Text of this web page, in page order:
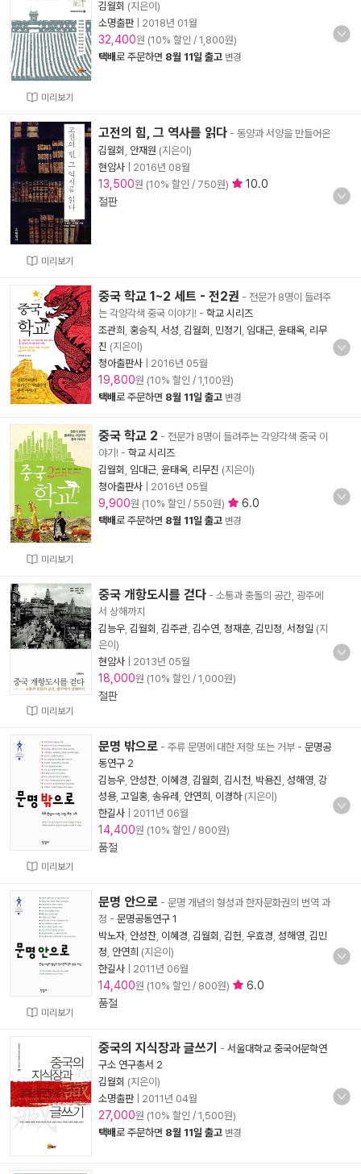
미리보기
김월회 (지은이)
소명출판| 2018년 01월
32,400원 (10% 할인 / 1,800원)
택배로 주문하면 8월 11일 출고 변경
미리보기
고전의 힘, 그 역사를 읽다 - 동양과 서양을 만들어온
김월회
안재원 (지은이)
현암사
2016년 08월
13,500원 (10% 할인 / 750원)
10.0
절판
중국 학교 1~2 세트 - 전2권 - 전문가 8명이 들려주
는 각양각색 중국 이야기! - 학교 시리즈
조관희 홍승직 서성 김월회 민정기 임대근 윤태옥 리무
진 (지은이)
청아출판사
2016년 05월
19,800원 (10% 할인 / 1,100원)
택배로 주문하면 8월 11일 출고 변경
미리보기
중국 학교 2 - 전문가 8명이 들려주는 각양각색 중국 이
야기! - 학교 시리즈
김월회
임대근 윤태옥 리무진 (지은이)
청아출판사
2016년 05월
9,900원 (10% 할인 / 550원) 6.0
택배로 주문하면 8월 11일 출고 변경
미리보기
중국 개항도시를 걷다 - 소통과 충돌의 공간, 광주에
서 상해까지
김능우 김월회 김주관 김수연 정재훈 김민정 서정일 (지
은이)
현암사
2013년 05월
18,000원 (10% 할인 / 1,000원)
절판
미리보기
문명 밖으로 - 주류 문명에 대한 저항 또는 거부 - 문명공
동연구 2
김능우 안성찬 이혜경 김월회 김시천 박용진 성해영 강
성용, 고일홍 송유레 안연희 이경하(지은이)
한길사
2011년 06월
14,400원 (10% 할인 / 800원)
품절
미리보기
문명 안으로 - 문명 개념의 형성과 한자문화권의 번역 과
정 - 문명공동연구 1
박노자 안성찬 이혜경 김월회 김헌 우효경 성해영 김민
정 안연희 (지은이)
한길사
2011년 06월
14,400원 (10% 할인 / 800원)
6.0
품절
중국의 지식장과 글쓰기 - 서울대학교 중국어문학연
구소 연구총서 2
김월회 (지은이)
소명출판| 2011년 04월
27,000원 (10% 할인 / 1,500원)
택배로 주문하면 8월 11일 출고 변경